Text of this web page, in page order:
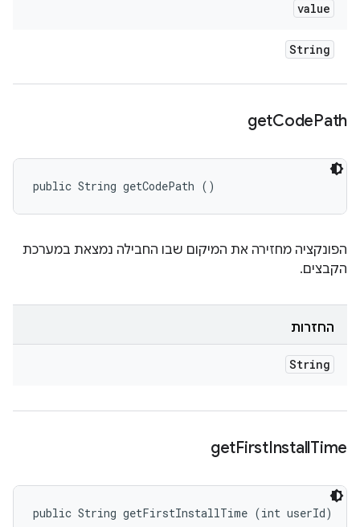
value
String
getCodePath
public String getCodePath ()
הפונקציה מחזירה את המיקום שבו החבילה נמצאת במערכת
הקבצים.
החזרות
String
getFirstInstallTime
public String getFirstInstallTime (int userId)